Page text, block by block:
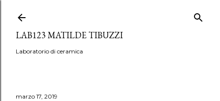
LAB123 MATILDE TIBUZZI
Laboratorio di ceramica
marzo 17, 2019